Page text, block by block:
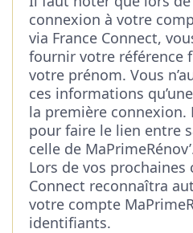
connexion à votre
via France Connect,
fournir votre référence
votre prénom. Vous
ces informations
la première connexion.
pour faire le lien entre
celle de
Lors de vos prochaines
Connect reconnaîtra
votre compte
identifiants.